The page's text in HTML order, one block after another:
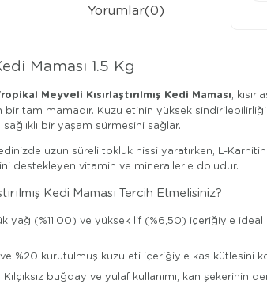
Yorumlar(0)
Maması 1.5 Kg
Meyveli Kısırlaştırılmış Kedi Maması,
bir tam mamadır. Kuzu etinin yüksek
bir yaşam sürmesini sağlar.
uzun süreli tokluk hissi yaratırken, L-
destekleyen vitamin ve minerallerle doludur.
Kedi Maması Tercih Etmelisiniz?
yağ (%11,00) ve yüksek lif (%6,50) içeriğiyle
%20 kurutulmuş kuzu eti içeriğiyle kas kütlesini
Kılçıksız buğday ve yulaf kullanımı, kan